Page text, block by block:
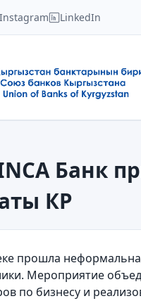
Instagram LinkedIn
Банк
КР
прошла
Мероприятие
по бизнесу и